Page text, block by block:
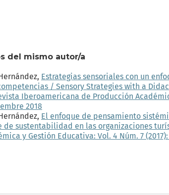
del mismo autor/a
Estrategias sensoriales con un
/ Sensory Strategies with a
Iberoamericana de Producción
2018
El enfoque de pensamiento
de sustentabilidad en las organizaciones
y Gestión Educativa: Vol. 4 Núm. 7 (2017):